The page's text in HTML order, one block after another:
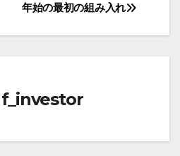
年始の最初の組み入れ
f_investor